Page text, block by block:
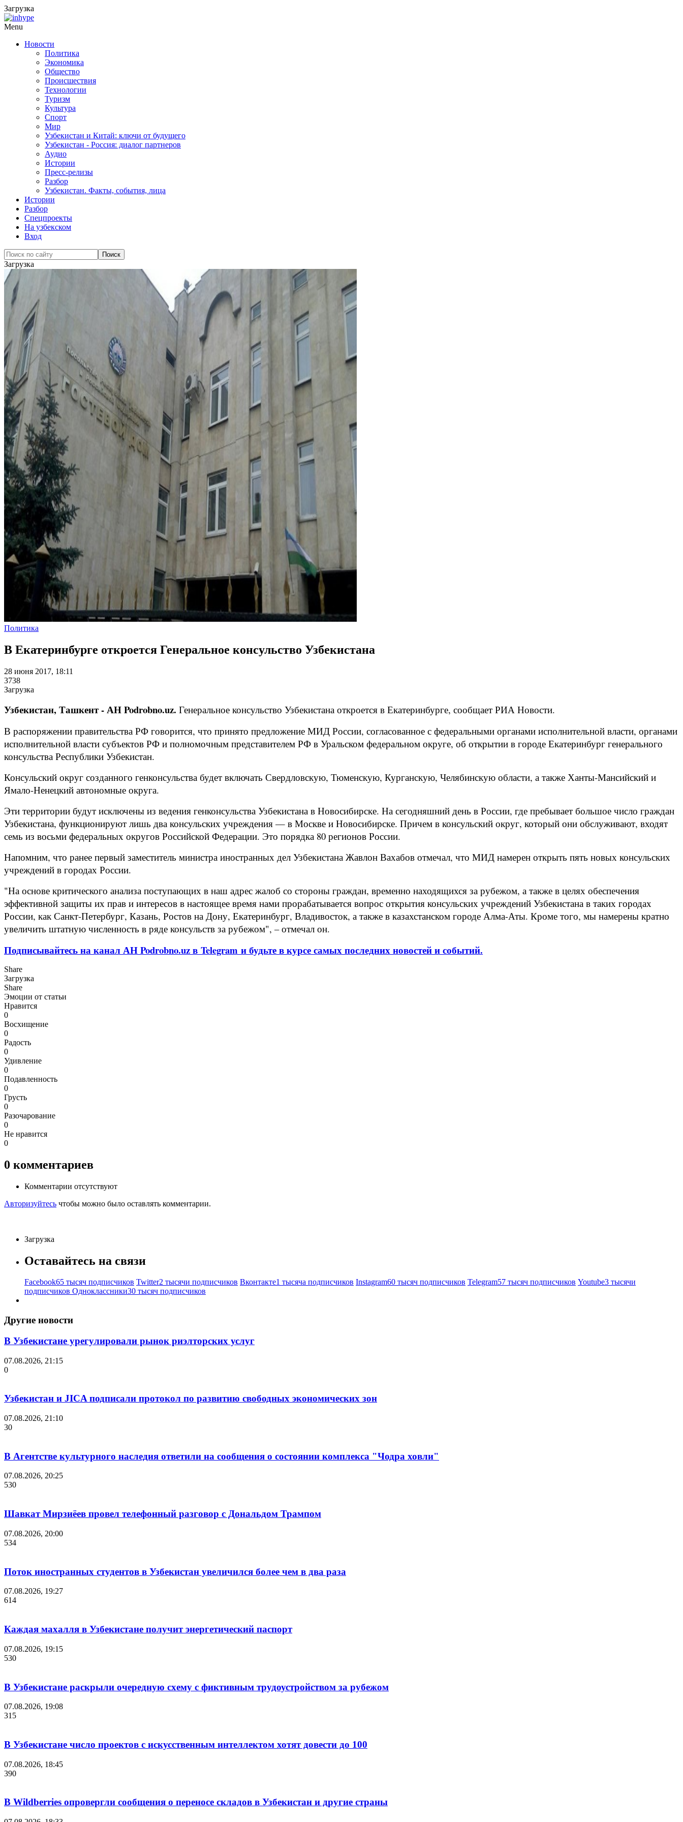
Загрузка
Menu
Новости
Политика
Экономика
Общество
Происшествия
Технологии
Туризм
Культура
Спорт
Мир
Узбекистан и Китай: ключи от будущего
Узбекистан - Россия: диалог партнеров
Аудио
Истории
Пресс-релизы
Разбор
Узбекистан. Факты, события, лица
Истории
Разбор
Спецпроекты
На узбекском
Вход
Загрузка
Политика
В Екатеринбурге откроется Генеральное консульство Узбекистана
28 июня 2017, 18:11
3738
Загрузка
Узбекистан, Ташкент - АН Podrobno.uz. Генеральное консульство Узбекистана откроется в Екатеринбурге, сообщает РИА Новости.
В распоряжении правительства РФ говорится, что принято предложение МИД России, согласованное с федеральными органами исполнительной власти, органами
исполнительной власти субъектов РФ и полномочным представителем РФ в Уральском федеральном округе, об открытии в городе Екатеринбург генерального
консульства Республики Узбекистан.
Консульский округ созданного генконсульства будет включать Свердловскую, Тюменскую, Курганскую, Челябинскую области, а также Ханты-Мансийский и
Ямало-Ненецкий автономные округа.
Эти территории будут исключены из ведения генконсульства Узбекистана в Новосибирске. На сегодняшний день в России, где пребывает большое число граждан
Узбекистана, функционируют лишь два консульских учреждения — в Москве и Новосибирске. Причем в консульский округ, который они обслуживают, входят
семь из восьми федеральных округов Российской Федерации. Это порядка 80 регионов России.
Напомним, что ранее первый заместитель министра иностранных дел Узбекистана Жавлон Вахабов отмечал, что МИД намерен открыть пять новых консульских
учреждений в городах России.
"На основе критического анализа поступающих в наш адрес жалоб со стороны граждан, временно находящихся за рубежом, а также в целях обеспечения
эффективной защиты их прав и интересов в настоящее время нами прорабатывается вопрос открытия консульских учреждений Узбекистана в таких городах
России, как Санкт-Петербург, Казань, Ростов на Дону, Екатеринбург, Владивосток, а также в казахстанском городе Алма-Аты. Кроме того, мы намерены кратно
увеличить штатную численность в ряде консульств за рубежом", – отмечал он.
Подписывайтесь на канал АН Podrobno.uz в Telegram и будьте в курсе самых последних новостей и событий.
Share
Загрузка
Share
Эмоции от статьи
Нравится
0
Восхищение
0
Радость
0
Удивление
0
Подавленность
0
Грусть
0
Разочарование
0
Не нравится
0
0 комментариев
Комментарии отсутствуют
Авторизуйтесь чтобы можно было оставлять комментарии.
Загрузка
Оставайтесь на связи
Facebook65 тысяч подписчиков Twitter2 тысячи подписчиков Вконтакте1 тысяча подписчиков Instagram60 тысяч подписчиков Telegram57 тысяч подписчиков Youtube3 тысячи
подписчиков Одноклассники30 тысяч подписчиков
Другие новости
В Узбекистане урегулировали рынок риэлторских услуг
07.08.2026, 21:15
0
Узбекистан и JICA подписали протокол по развитию свободных экономических зон
07.08.2026, 21:10
30
В Агентстве культурного наследия ответили на сообщения о состоянии комплекса "Чодра ховли"
07.08.2026, 20:25
530
Шавкат Мирзиёев провел телефонный разговор с Дональдом Трампом
07.08.2026, 20:00
534
Поток иностранных студентов в Узбекистан увеличился более чем в два раза
07.08.2026, 19:27
614
Каждая махалля в Узбекистане получит энергетический паспорт
07.08.2026, 19:15
530
В Узбекистане раскрыли очередную схему с фиктивным трудоустройством за рубежом
07.08.2026, 19:08
315
В Узбекистане число проектов с искусственным интеллектом хотят довести до 100
07.08.2026, 18:45
390
В Wildberries опровергли сообщения о переносе складов в Узбекистан и другие страны